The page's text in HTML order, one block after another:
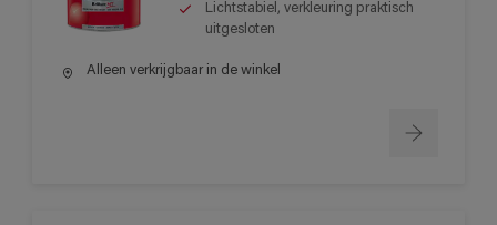
Lichtstabiel, verkleuring praktisch
uitgesloten
Alleen verkrijgbaar in de winkel